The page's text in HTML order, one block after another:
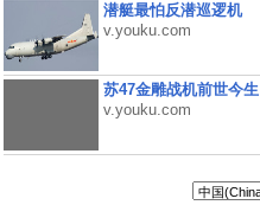
潜艇最怕反潜巡逻机
v.youku.com
苏47金雕战机前世今生
v.youku.com